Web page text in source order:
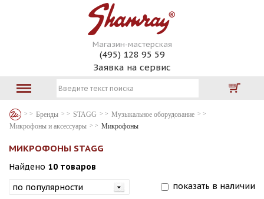
Магазин-мастерская
(495) 128 95 59
Заявка на сервис
Бренды STAGG
Музыкальное оборудование
Микрофоны и аксессуары
Микрофоны
МИКРОФОНЫ STAGG
Найдено 10 товаров
показать в наличии